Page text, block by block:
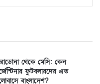
থেকে মেসি: কেন
ফুটবলারদের এত
বাংলাদেশ?